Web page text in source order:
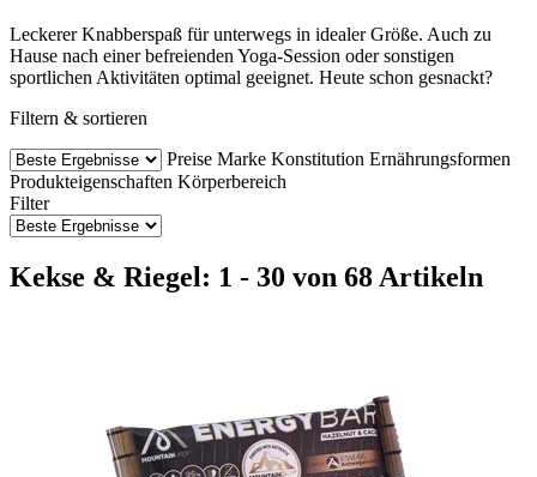
Leckerer Knabberspaß für unterwegs in idealer Größe. Auch zu
Hause nach einer befreienden Yoga-Session oder sonstigen
sportlichen Aktivitäten optimal geeignet. Heute schon gesnackt?
Filtern & sortieren
Preise Marke Konstitution Ernährungsformen
Produkteigenschaften Körperbereich
Filter
Kekse & Riegel: 1 - 30 von 68 Artikeln